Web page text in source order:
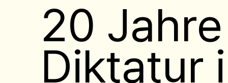
20 Jahre
Diktatur